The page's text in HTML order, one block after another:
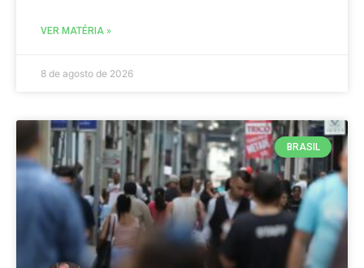
VER MATÉRIA »
8 de agosto de 2026
BRASIL